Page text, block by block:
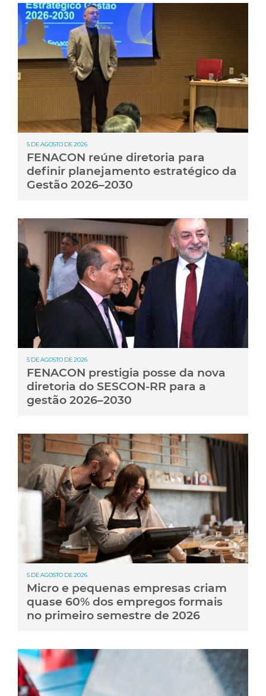
5 DE AGOSTO DE 2026
FENACON reúne diretoria para
definir planejamento estratégico da
Gestão 2026–2030
5 DE AGOSTO DE 2026
FENACON prestigia posse da nova
diretoria do SESCON-RR para a
gestão 2026–2030
5 DE AGOSTO DE 2026
Micro e pequenas empresas criam
quase 60% dos empregos formais
no primeiro semestre de 2026